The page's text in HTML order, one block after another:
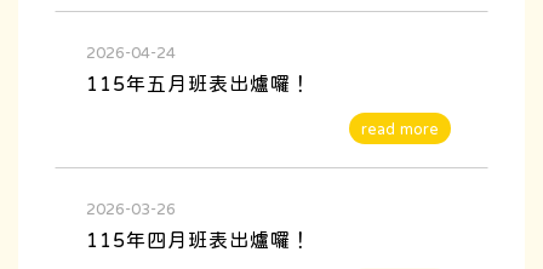
2026-04-24
115年五月班表出爐囉！
2026-03-26
115年四月班表出爐囉！